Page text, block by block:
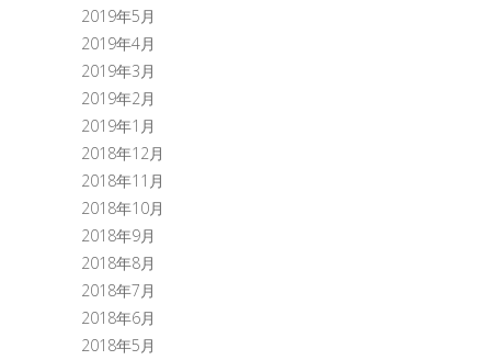
2019年5月
2019年4月
2019年3月
2019年2月
2019年1月
2018年12月
2018年11月
2018年10月
2018年9月
2018年8月
2018年7月
2018年6月
2018年5月